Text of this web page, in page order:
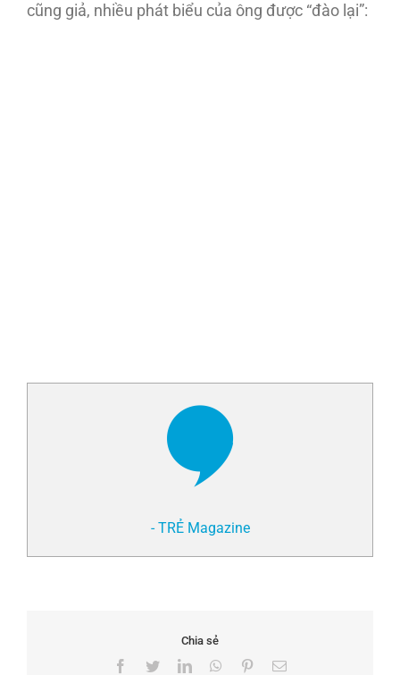
cũng giả, nhiều phát biểu của ông được “đào lại”:
- TRẺ Magazine
Chia sẻ
Facebook
TwitterLinkedInWhatsApp
PinterestEmail